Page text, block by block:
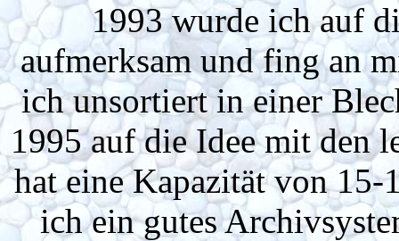
1993 wurde ich auf
aufmerksam und fing an
ich unsortiert in einer
1995 auf die Idee mit den
hat eine Kapazität von 15-
ich ein gutes